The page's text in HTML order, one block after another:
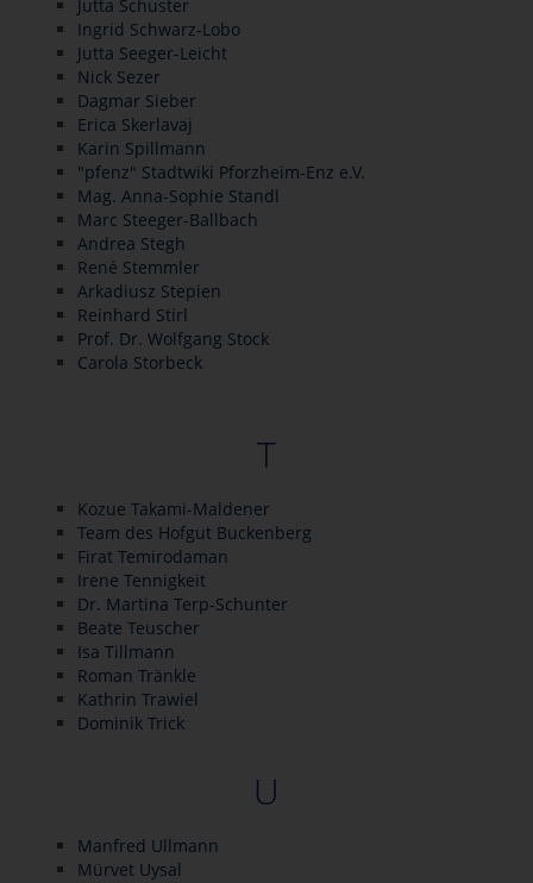
Jutta Schuster
Ingrid Schwarz-Lobo
Jutta Seeger-Leicht
Nick Sezer
Dagmar Sieber
Erica Skerlavaj
Karin Spillmann
"pfenz" Stadtwiki Pforzheim-Enz e.V.
Mag. Anna-Sophie Standl
Marc Steeger-Ballbach
Andrea Stegh
René Stemmler
Arkadiusz Stepien
Reinhard Stirl
Prof. Dr. Wolfgang Stock
Carola Storbeck
T
Kozue Takami-Maldener
Team des Hofgut Buckenberg
Firat Temirodaman
Irene Tennigkeit
Dr. Martina Terp-Schunter
Beate Teuscher
Isa Tillmann
Roman Tränkle
Kathrin Trawiel
Dominik Trick
U
Manfred Ullmann
Mürvet Uysal